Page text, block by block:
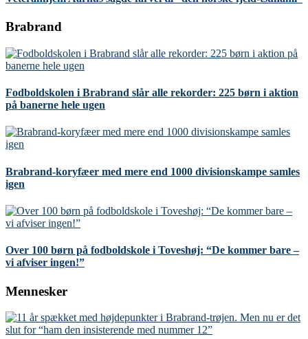
Brabrand
Fodboldskolen i Brabrand slår alle rekorder: 225 børn i aktion
på banerne hele ugen
Brabrand-koryfæer med mere end 1000 divisionskampe samles
igen
Over 100 børn på fodboldskole i Toveshøj: “De kommer bare –
vi afviser ingen!”
Mennesker